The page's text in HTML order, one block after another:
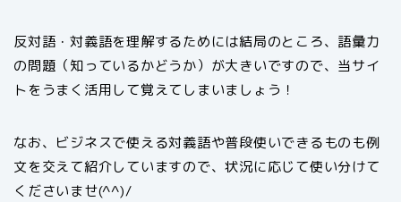
反対語・対義語を理解するためには結局のところ、語彙力
の問題（知っているかどうか）が大きいですので、当サイ
トをうまく活用して覚えてしまいましょう！
なお、ビジネスで使える対義語や普段使いできるものも例
文を交えて紹介していますので、状況に応じて使い分けて
くださいませ(^^)/